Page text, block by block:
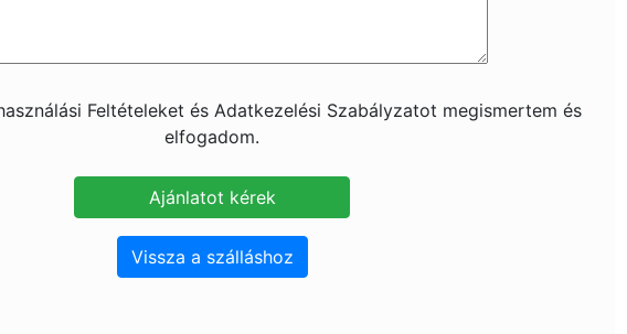
Feltételeket és Adatkezelési Szabályzatot megismertem és
elfogadom.
Vissza a szálláshoz